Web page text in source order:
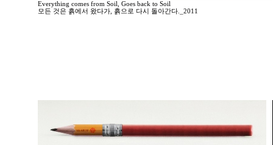
Everything comes from Soil, Goes back to Soil
모든 것은 흙에서 왔다가, 흙으로 다시 돌아간다._2011